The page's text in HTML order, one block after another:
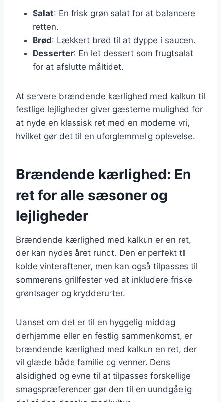
Salat: En frisk grøn salat for at balancere
retten.
Brød: Lækkert brød til at dyppe i saucen.
Desserter: En let dessert som frugtsalat
for at afslutte måltidet.
At servere brændende kærlighed med kalkun til
festlige lejligheder giver gæsterne mulighed for
at nyde en klassisk ret med en moderne vri,
hvilket gør det til en uforglemmelig oplevelse.
Brændende kærlighed: En
ret for alle sæsoner og
lejligheder
Brændende kærlighed med kalkun er en ret,
der kan nydes året rundt. Den er perfekt til
kolde vinteraftener, men kan også tilpasses til
sommerens grillfester ved at inkludere friske
grøntsager og krydderurter.
Uanset om det er til en hyggelig middag
derhjemme eller en festlig sammenkomst, er
brændende kærlighed med kalkun en ret, der
vil glæde både familie og venner. Dens
alsidighed og evne til at tilpasses forskellige
smagspræferencer gør den til en uundgåelig